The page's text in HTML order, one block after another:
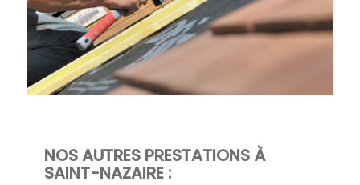
NOS AUTRES PRESTATIONS À
SAINT-NAZAIRE :